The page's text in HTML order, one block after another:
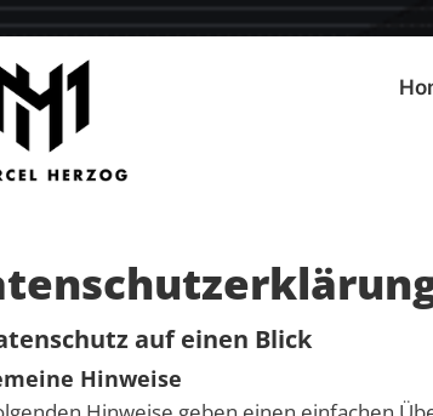
auf einen Blick
Hinweise